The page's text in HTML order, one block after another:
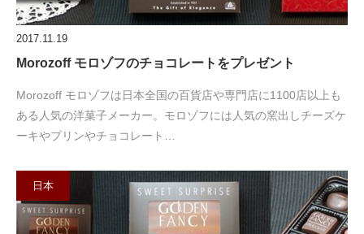
2017.11.19
Morozoff モロゾフのチョコレートをプレゼント
Morozoff モロゾフは日本全国の百貨店や専門店に1100店以上も
ある人気の洋菓子メーカー。モロゾフには人気の窯出しチーズケ
ーキやプリンやチョコレート…
日本